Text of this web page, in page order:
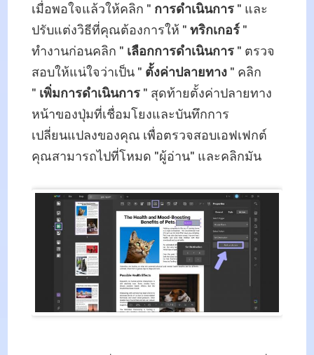
เมื่อพอใจแล้วให้คลิก " การดำเนินการ" และ
ปรับแต่งวิธีที่คุณต้องการให้ " ทริกเกอร์"
ทำงานก่อนคลิก " เลือกการดำเนินการ" ตรวจ
สอบให้แน่ใจว่าเป็น " ตั้งค่าปลายทาง" คลิก
" เพิ่มการดำเนินการ" สุดท้ายตั้งค่าปลายทาง
หน้าของปุ่มที่เชื่อมโยงและบันทึกการ
เปลี่ยนแปลงของคุณ เพื่อตรวจสอบเอฟเฟกต์
คุณสามารถไปที่โหมด "ผู้อ่าน" และคลิกมัน